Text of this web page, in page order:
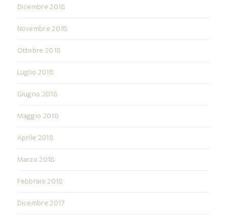
Dicembre 2018
Novembre 2018
Ottobre 2018
Luglio 2018
Giugno 2018
Maggio 2018
Aprile 2018
Marzo 2018
Febbraio 2018
Dicembre 2017